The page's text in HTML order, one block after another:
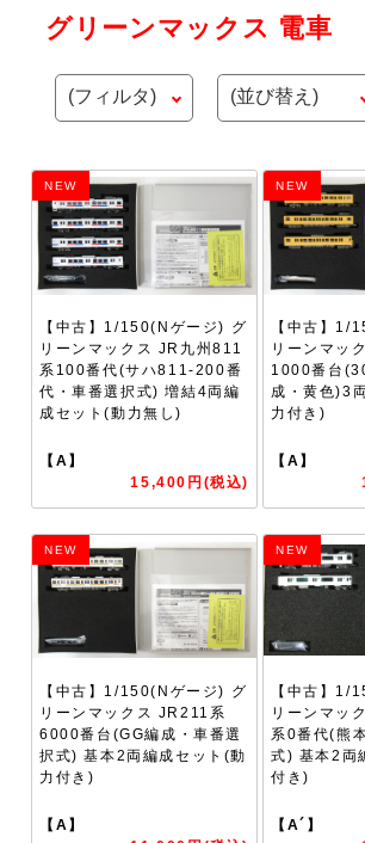
グリーンマックス 電車
NEW
【中古】1/150(Nゲージ) グ
リーンマックス JR九州811
系100番代(サハ811-200番
代・車番選択式) 増結4両編
成セット(動力無し)
【A】
15,400円(税込)
NEW
【中古】1/
リーンマッ
1000番台
成・黄色)3
力付き)
【A】
NEW
【中古】1/150(Nゲージ) グ
リーンマックス JR211系
6000番台(GG編成・車番選
択式) 基本2両編成セット(動
力付き)
【A】
NEW
【中古】1/
リーンマッ
系0番代(熊
式) 基本2両
付き)
【A´】